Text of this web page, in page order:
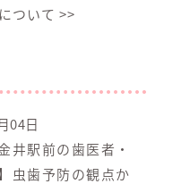
ついて >>
04日
井駅前の歯医者・
虫歯予防の観点か